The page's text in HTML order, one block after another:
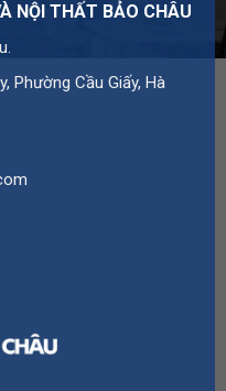
NỘI THẤT BẢO CHÂU
Phường Cầu Giấy, Hà